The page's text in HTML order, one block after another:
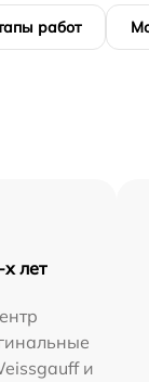
работ
лет
и